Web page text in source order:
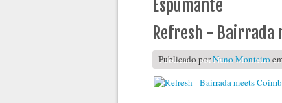
Espumante
Refresh - Bairrada
Publicado porNuno Monteiro